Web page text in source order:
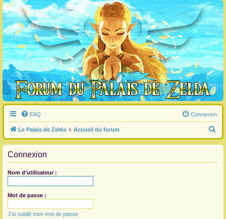
FAQ Connexion
Le Palais de Zelda Accueil du forum
e
Connexion
Nom d’utilisateur :
Mot de passe :
J’ai oublié mon mot de passe